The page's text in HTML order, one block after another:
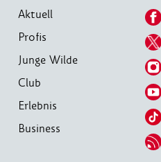
Aktuell
Profis
Junge Wilde
Club
Erlebnis
Business